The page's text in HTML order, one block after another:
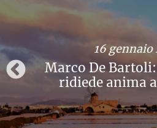
16 gennaio
Marco De
ridiede anima